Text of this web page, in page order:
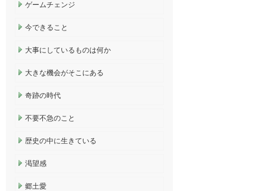
ゲームチェンジ
今できること
大事にしているものは何か
大きな機会がそこにある
奇跡の時代
不要不急のこと
歴史の中に生きている
渇望感
郷土愛